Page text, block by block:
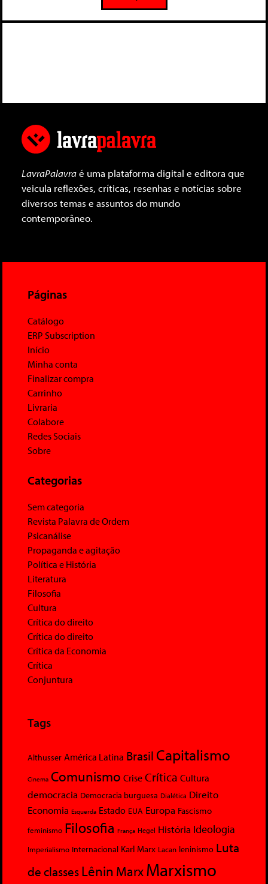
LavraPalavraé uma plataforma digital e editora que
veicula reflexões, críticas, resenhas e notícias sobre
diversos temas e assuntos do mundo
contemporâneo.
Páginas
Catálogo
ERP Subscription
Início
Minha conta
Finalizar compra
Carrinho
Livraria
Colabore
Redes Sociais
Sobre
Categorias
Sem categoria
Revista Palavra de Ordem
Psicanálise
Propaganda e agitação
Política e História
Literatura
Filosofia
Cultura
Crítica do direito
Crítica do direito
Crítica da Economia
Crítica
Conjuntura
Tags
Althusser América Latina Brasil Capitalismo
Cinema Comunismo Crise Crítica Cultura
democracia Democracia burguesa Dialética Direito
Economia Esquerda Estado EUA Europa Fascismo
feminismo Filosofia França Hegel História Ideologia
Imperialismo Internacional Karl Marx Lacan leninismo Luta
de classesLênin MarxMarxismo